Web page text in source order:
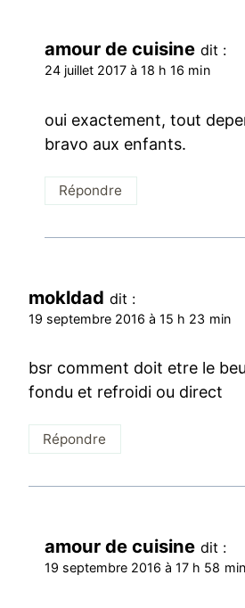
amour de cuisine dit :
24 juillet 2017 à 18 h 16 min
oui exactement, tout
bravo aux enfants.
Répondre
mokldad dit :
19 septembre 2016 à 15 h 23 min
bsr comment doit etre le
fondu et refroidi ou direct
Répondre
amour de cuisine dit :
19 septembre 2016 à 17 h 58 min